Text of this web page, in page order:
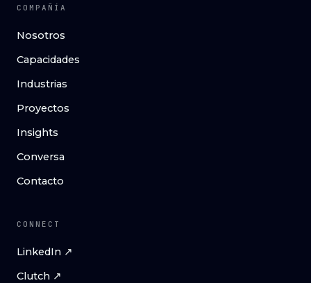
COMPAÑÍA
Nosotros
Capacidades
Industrias
Proyectos
Insights
Conversa
Contacto
CONNECT
LinkedIn ↗
Clutch ↗